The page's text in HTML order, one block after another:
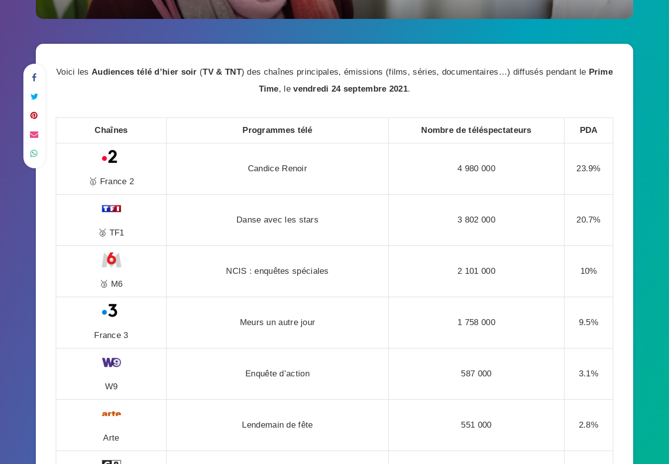
Voici les Audiences télé d’hier soir (TV & TNT) des chaînes principales, émissions (films, séries, documentaires…) diffusés pendant le Prime
Time, levendredi 24 septembre 2021.
Chaînes Programmes télé Nombre de téléspectateurs PDA
🥇 France 2
Candice Renoir 4 980 000 23.9%
🥈 TF1
Danse avec les stars 3 802 000 20.7%
🥉 M6
NCIS : enquêtes spéciales 2 101 000 10%
France 3
Meurs un autre jour 1 758 000 9.5%
W9
Enquête d’action 587 000 3.1%
Arte
Lendemain de fête 551 000 2.8%